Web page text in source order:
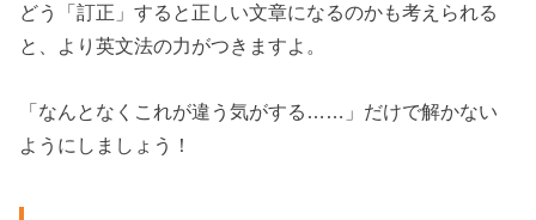
どう「訂正」すると正しい文章になるのかも考えられる
と、より英文法の力がつきますよ。
「なんとなくこれが違う気がする……」だけで解かない
ようにしましょう！